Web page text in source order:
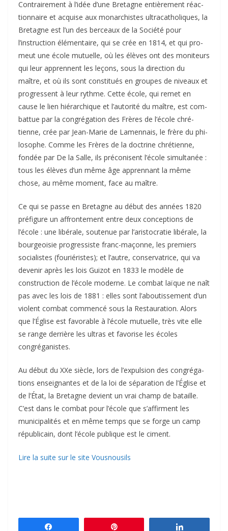
Contrairement à l’idée d’une Bretagne entiè­re­ment réac­
tion­naire et acquise aux monar­chistes ultra­ca­tho­liques, la
Bretagne est l’un des ber­ceaux de la Société pour
l’instruction élémen­taire, qui se crée en 1814, et qui pro­
meut une école mutuelle, où les élèves ont des moni­teurs
qui leur apprennent les leçons, sous la direc­tion du
maître, et où ils sont consti­tués en groupes de niveaux et
pro­gressent à leur rythme. Cette école, qui remet en
cause le lien hié­rar­chique et l’autorité du maître, est com­
bat­tue par la congré­ga­tion des Frères de l’école chré­
tienne, crée par Jean-Marie de Lamennais, le frère du phi­
lo­sophe. Comme les Frères de la doc­trine chré­tienne,
fon­dée par De la Salle, ils pré­co­nisent l’école simul­ta­née :
tous les élèves d’un même âge appren­nant la même
chose, au même moment, face au maître.
Ce qui se passe en Bretagne au début des années 1820
pré­fi­gure un affron­te­ment entre deux concep­tions de
l’école : une libé­rale, sou­te­nue par l’aristocratie libé­rale, la
bour­geoi­sie pro­gres­siste franc-maçonne, les pre­miers
socia­listes (fou­rié­ristes); et l’autre, conser­va­trice, qui va
deve­nir après les lois Guizot en 1833 le modèle de
construc­tion de l’école moderne. Le com­bat laïque ne naît
pas avec les lois de 1881 : elles sont l’aboutissement d’un
violent com­bat com­mencé sous la Restauration. Alors
que l’Église est favo­rable à l’école mutuelle, très vite elle
se range der­rière les ultras et favo­rise les écoles
congréganistes.
Au début du XXe siècle, lors de l’expulsion des congré­ga­
tions ensei­gnantes et de la loi de sépa­ra­tion de l’Église et
de l’État, la Bretagne devient un vrai champ de bataille.
C’est dans le com­bat pour l’école que s’affirment les
muni­ci­pa­li­tés et en même temps que se forge un camp
répu­bli­cain, dont l’école publique est le ciment.
Lire la suite sur le site Vousnousils